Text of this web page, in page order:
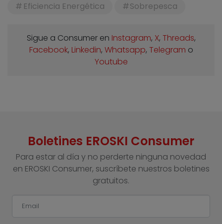
Eficiencia Energética
Sobrepesca
Sigue a Consumer en Instagram, X, Threads,
Facebook, Linkedin, Whatsapp, Telegram o
Youtube
Boletines EROSKI Consumer
Para estar al día y no perderte ninguna novedad
en EROSKI Consumer, suscríbete nuestros boletines
gratuitos.